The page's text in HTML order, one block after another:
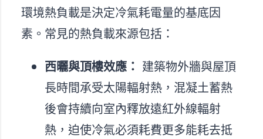
環境熱負載是決定冷氣耗電量的基底因
素。常見的熱負載來源包括：
西曬與頂樓效應： 建築物外牆與屋頂
長時間承受太陽輻射熱，混凝土蓄熱
後會持續向室內釋放遠紅外線輻射
熱，迫使冷氣必須耗費更多能耗去抵